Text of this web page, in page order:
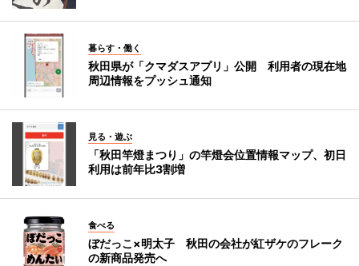
暮らす・働く
秋田県が「クマダスアプリ」公開 利用者の現在地
周辺情報をプッシュ通知
見る・遊ぶ
「秋田竿燈まつり」の竿燈会位置情報マップ、初日
利用は前年比3割増
食べる
ぼだっこ×明太子 秋田の会社が紅ザケのフレーク
の新商品発売へ